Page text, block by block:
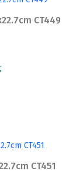
CT449
CT451